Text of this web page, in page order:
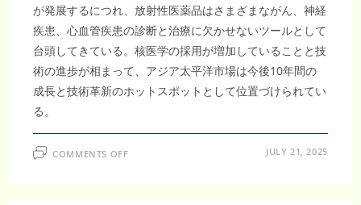
が発展するにつれ、放射性医薬品はさまざまながん、神経
疾患、心血管疾患の診断と治療に欠かせないツールとして
台頭してきている。核医学の採用が増加していることと技
術の進歩が相まって、アジア太平洋市場は今後10年間の
成長と技術革新のホットスポットとして位置づけられてい
る。
COMMENTS OFFON JULY 21, 2025